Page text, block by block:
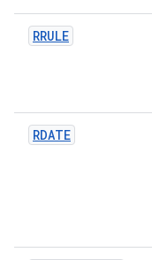
RRULE
RDATE